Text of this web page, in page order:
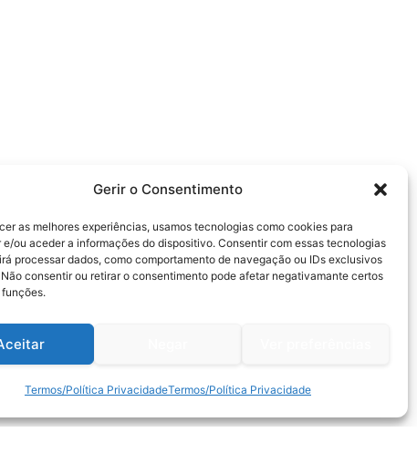
Gerir o Consentimento
as melhores experiências, usamos tecnologias como cookies para
e/ou aceder a informações do dispositivo. Consentir com essas tecnologias
processar dados, como comportamento de navegação ou IDs exclusivos
consentir ou retirar o consentimento pode afetar negativamante certos
funções.
Termos/Política PrivacidadeTermos/Política Privacidade